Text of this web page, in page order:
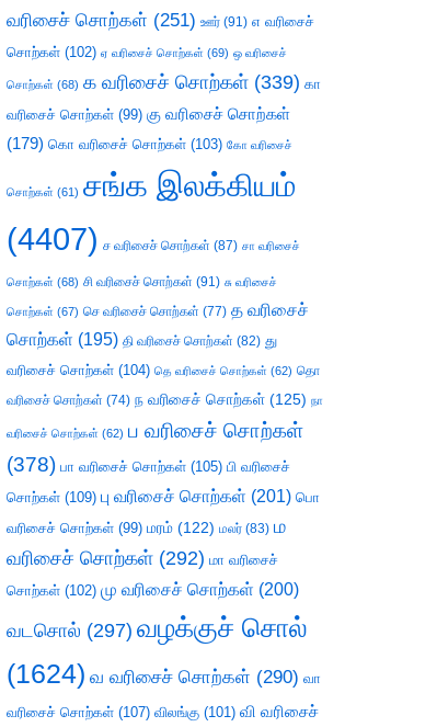
வரிசைச் சொற்கள் (251) ஊர் (91) எ வரிசைச்
சொற்கள் (102) ஏ வரிசைச் சொற்கள் (69) ஒ வரிசைச்
சொற்கள் (68) க வரிசைச் சொற்கள் (339) கா
வரிசைச் சொற்கள் (99) கு வரிசைச் சொற்கள்
(179) கொ வரிசைச் சொற்கள் (103) கோ வரிசைச்
சொற்கள் (61) சங்க இலக்கியம்
(4407) ச வரிசைச் சொற்கள் (87) சா வரிசைச்
சொற்கள் (68) சி வரிசைச் சொற்கள் (91) சு வரிசைச்
சொற்கள் (67) செ வரிசைச் சொற்கள் (77) த வரிசைச்
சொற்கள் (195) தி வரிசைச் சொற்கள் (82) து
வரிசைச் சொற்கள் (104) தெ வரிசைச் சொற்கள் (62) தொ
வரிசைச் சொற்கள் (74) ந வரிசைச் சொற்கள் (125) நா
வரிசைச் சொற்கள் (62) ப வரிசைச் சொற்கள்
(378) பா வரிசைச் சொற்கள் (105) பி வரிசைச்
சொற்கள் (109) பு வரிசைச் சொற்கள் (201) பொ
வரிசைச் சொற்கள் (99) மரம் (122) மலர் (83) ம
வரிசைச் சொற்கள் (292) மா வரிசைச்
சொற்கள் (102) மு வரிசைச் சொற்கள் (200)
வடசொல் (297) வழக்குச் சொல்
(1624) வ வரிசைச் சொற்கள் (290) வா
வரிசைச் சொற்கள் (107) விலங்கு (101) வி வரிசைச்